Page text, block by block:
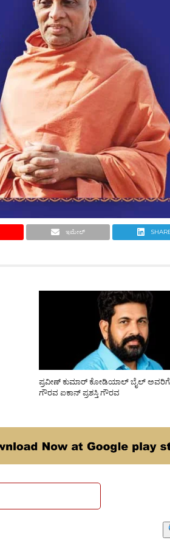
ಇಮೇಲ್
ಪ್ರವೀಣ್ ಕುಮಾರ್ ಕೋಡಿಯಾಲ್ ಬೈಲ್ ಅವರಿಗೆ
ಗೌರವ ಐಕಾನ್ ಪ್ರಶಸ್ತಿ ಗೌರವ